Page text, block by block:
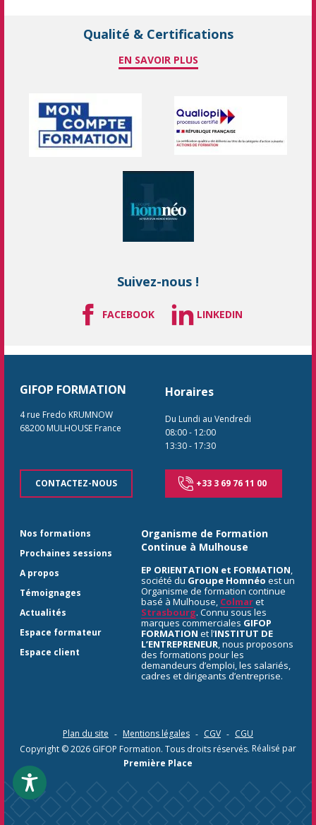
Qualité & Certifications
EN SAVOIR PLUS
Suivez-nous !
FACEBOOK LINKEDIN
GIFOP FORMATION
4 rue Fredo KRUMNOW
68200 MULHOUSE France
CONTACTEZ-NOUS
Horaires
Du Lundi au Vendredi
08:00- 12:00
13:30- 17:30
+33 3 69 76 11 00
Nos formations
Prochaines sessions
A propos
Témoignages
Actualités
Espace formateur
Espace client
Organisme de Formation
Continue à Mulhouse
EP ORIENTATION et FORMATION,
société du Groupe Homnéo est un
Organisme de formation continue
basé à Mulhouse, Colmaret
Strasbourg. Connu sous les
marques commerciales GIFOP
FORMATION et l’INSTITUT DE
L’ENTREPRENEUR, nous proposons
des formations pour les
demandeurs d’emploi, les salariés,
cadres et dirigeants d’entreprise.
Plan du site Mentions légales CGV
CGU
Copyright © 2026 GIFOP Formation. Tous droits réservés. Réalisé par
Première Place